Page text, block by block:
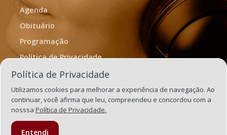
Agenda
Obituário
Programação
Política de Privacidade
Termos de Uso
Política de Privacidade
Utilizamos cookies para melhorar a experiência de navegação. Ao
continuar, você afirma que leu, compreendeu e concordou com a
nosssa Política de Privacidade.
Entendi